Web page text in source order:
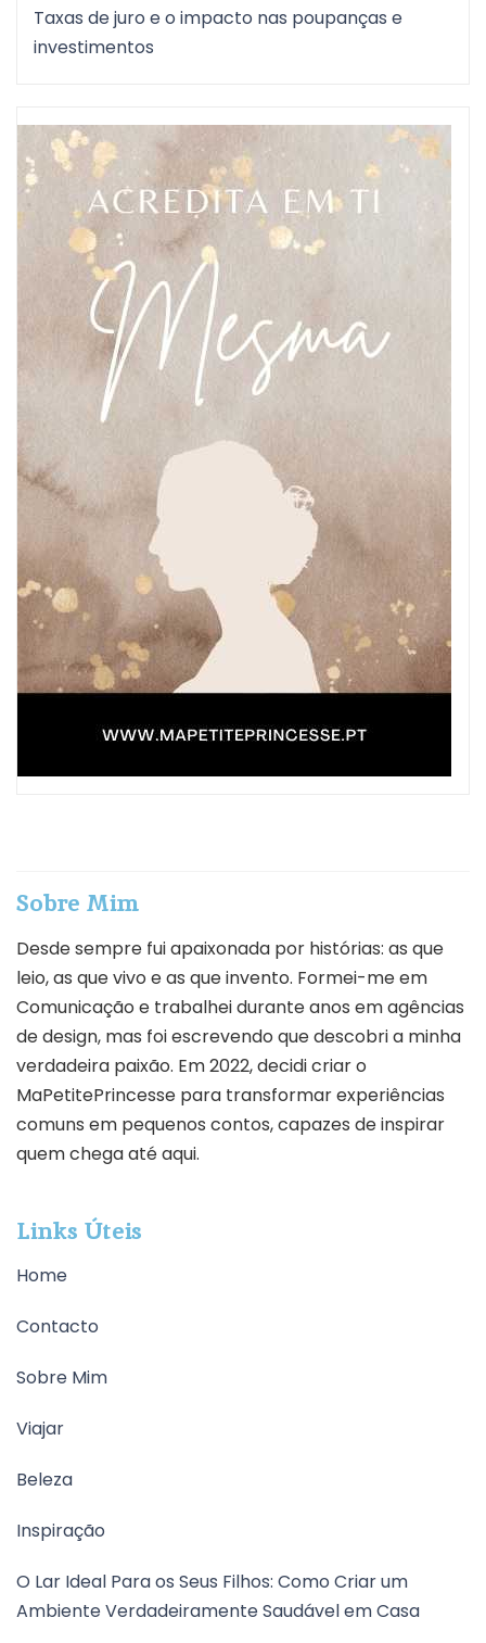
Taxas de juro e o impacto nas poupanças e
investimentos
Sobre Mim
Desde sempre fui apaixonada por histórias: as que
leio, as que vivo e as que invento. Formei-me em
Comunicação e trabalhei durante anos em agências
de design, mas foi escrevendo que descobri a minha
verdadeira paixão. Em 2022, decidi criar o
MaPetitePrincesse para transformar experiências
comuns em pequenos contos, capazes de inspirar
quem chega até aqui.
Links Úteis
Home
Contacto
Sobre Mim
Viajar
Beleza
Inspiração
O Lar Ideal Para os Seus Filhos: Como Criar um
Ambiente Verdadeiramente Saudável em Casa